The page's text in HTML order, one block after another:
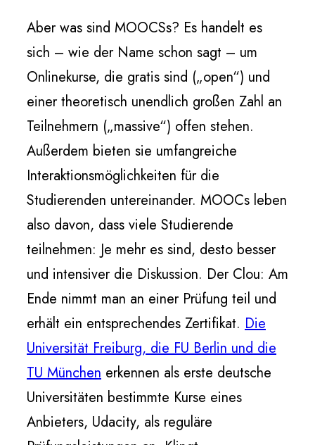
Aber was sind MOOCSs? Es handelt es
sich – wie der Name schon sagt – um
Onlinekurse, die gratis sind („open“) und
einer theoretisch unendlich großen Zahl an
Teilnehmern („massive“) offen stehen.
Außerdem bieten sie umfangreiche
Interaktionsmöglichkeiten für die
Studierenden untereinander. MOOCs leben
also davon, dass viele Studierende
teilnehmen: Je mehr es sind, desto besser
und intensiver die Diskussion. Der Clou: Am
Ende nimmt man an einer Prüfung teil und
erhält ein entsprechendes Zertifikat. Die
Universität Freiburg, die FU Berlin und die
TU München erkennen als erste deutsche
Universitäten bestimmte Kurse eines
Anbieters, Udacity, als reguläre